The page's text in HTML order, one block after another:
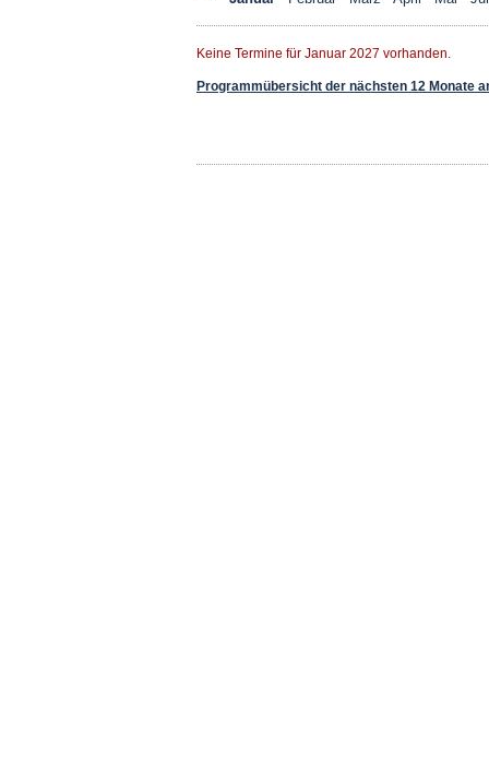
Keine Termine für Januar 2027 vorhanden.
Programmübersicht der nächsten 12 Monate